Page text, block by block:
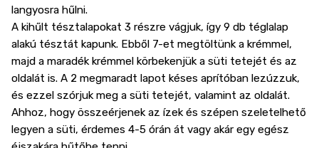
langyosra hűlni.
A kihűlt tésztalapokat 3 részre vágjuk, így 9 db téglalap
alakú tésztát kapunk. Ebből 7-et megtöltünk a krémmel,
majd a maradék krémmel körbekenjük a süti tetejét és az
oldalát is. A 2 megmaradt lapot késes aprítóban lezúzzuk,
és ezzel szórjuk meg a süti tetejét, valamint az oldalát.
Ahhoz, hogy összeérjenek az ízek és szépen szeletelhető
legyen a süti, érdemes 4-5 órán át vagy akár egy egész